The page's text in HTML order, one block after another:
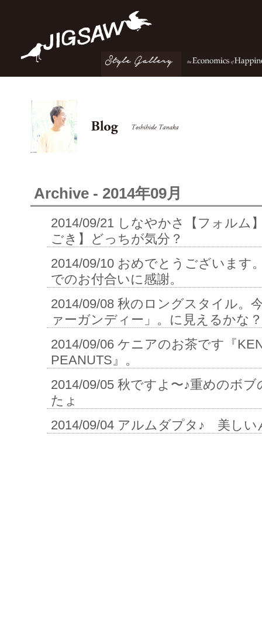
Archive - 2014年09月
2014/09/21 しなやかさ【フォルム
ごき】どっちが気分？
2014/09/10 おめでとうございます
でのお付合いに感謝。
2014/09/08 秋のロングスタイル。
ァーガンディー」。に見えるかな？
2014/09/06 ケニアのお茶です『
PEANUTS』。
2014/09/05 秋ですよ〜♪重めのボ
たょ
2014/09/04 アルムダプタ♪ 美しい